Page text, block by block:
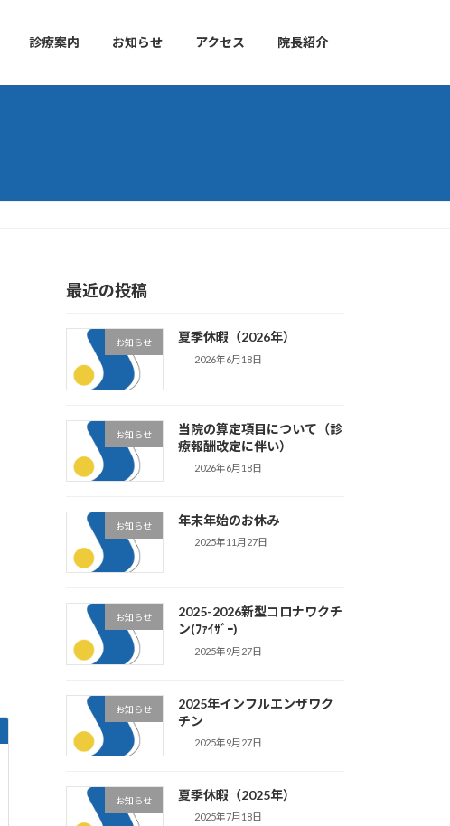
診療案内 お知らせ アクセス 院長紹介
最近の投稿
お知らせ 夏季休暇（2026年）
2026年6月18日
お知らせ
当院の算定項目について（診
療報酬改定に伴い）
2026年6月18日
お知らせ 年末年始のお休み
2025年11月27日
お知らせ
2025-2026新型コロナワクチ
ン(ﾌｧｲｻﾞｰ)
2025年9月27日
お知らせ
2025年インフルエンザワク
チン
2025年9月27日
お知らせ 夏季休暇（2025年）
2025年7月18日